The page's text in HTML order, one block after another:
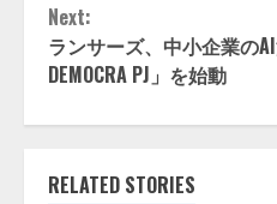
Next:
ランサーズ、中小企業の
DEMOCRA PJ」を始動
RELATED STORIES